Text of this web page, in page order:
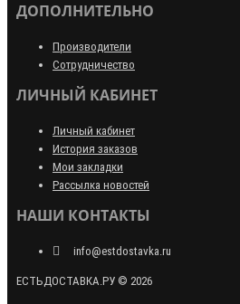
ДОПОЛНИТЕЛЬНО
Производители
Сотрудничество
ЛИЧНЫЙ КАБИНЕТ
Личный кабинет
История заказов
Мои закладки
Рассылка новостей
НАШИ КОНТАКТЫ
info@estdostavka.ru
ЕСТЬДОСТАВКА.РУ © 2026